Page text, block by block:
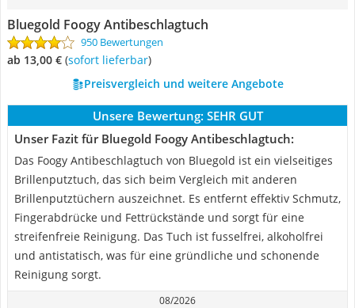
Bluegold Foogy Antibeschlagtuch
950 Bewertungen
ab 13,00 € ( Sofort lieferbar)
Preisvergleich und weitere Angebote
Unsere Bewertung: SEHR GUT
Unser Fazit für Bluegold Foogy Antibeschlagtuch:
Das Foogy Antibeschlagtuch von Bluegold ist ein vielseitiges
Brillenputztuch, das sich beim Vergleich mit anderen
Brillenputztüchern auszeichnet. Es entfernt effektiv Schmutz,
Fingerabdrücke und Fettrückstände und sorgt für eine
streifenfreie Reinigung. Das Tuch ist fusselfrei, alkoholfrei
und antistatisch, was für eine gründliche und schonende
Reinigung sorgt.
08/2026